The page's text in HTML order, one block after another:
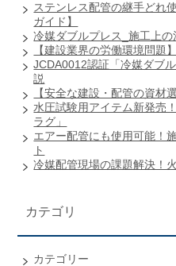
ステンレス配管の継手どれ
ガイド】
冷媒ダブルプレス_施工上の
【建設業界の労働環境問題
JCDA0012認証「冷媒ダブ
説
【安全な建設・配管の資材
水圧試験用アイテム新発売
ラグ」
エアー配管にも使用可能！
ト
冷媒配管現場の課題解決！
カテゴリ
カテゴリー